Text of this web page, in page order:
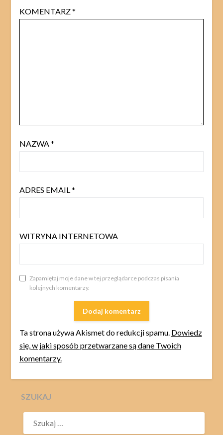
KOMENTARZ*
NAZWA *
ADRES EMAIL *
WITRYNA INTERNETOWA
Zapamiętaj moje dane w tej przeglądarce podczas pisania
kolejnych komentarzy.
Ta strona używa Akismet do redukcji spamu. Dowiedz
się, w jaki sposób przetwarzane są dane Twoich
komentarzy.
SZUKAJ
SZUKAJ: